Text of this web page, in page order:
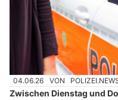
04.06.26 VON
Zwischen Dienstag und